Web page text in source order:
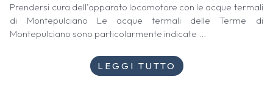
Prendersi cura dell’apparato locomotore con le acque termali
di Montepulciano Le acque termali delle Terme di
Montepulciano sono particolarmente indicate ...
LEGGI TUTTO